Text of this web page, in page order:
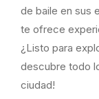
de baile en sus
te ofrece
¿Listo para
descubre todo
ciudad!